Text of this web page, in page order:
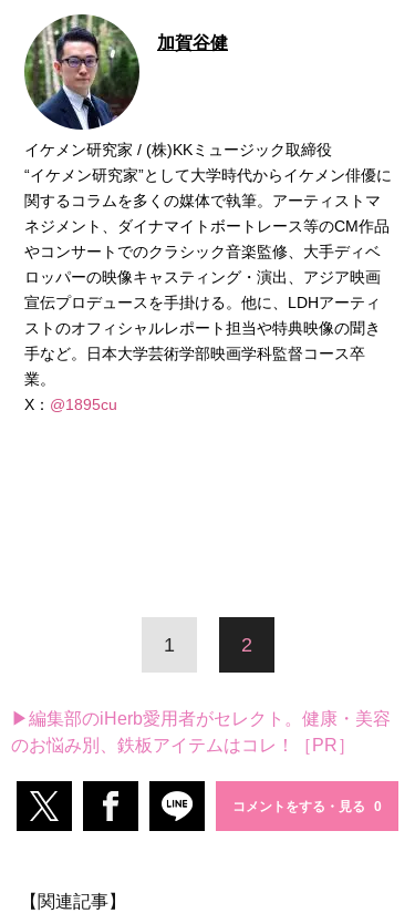
加賀谷健
イケメン研究家 / (株)KKミュージック取締役
“イケメン研究家”として大学時代からイケメン俳優に
関するコラムを多くの媒体で執筆。アーティストマ
ネジメント、ダイナマイトボートレース等のCM作品
やコンサートでのクラシック音楽監修、大手ディベ
ロッパーの映像キャスティング・演出、アジア映画
宣伝プロデュースを手掛ける。他に、LDHアーティ
ストのオフィシャルレポート担当や特典映像の聞き
手など。日本大学芸術学部映画学科監督コース卒
業。
X： @1895cu
1 2
▶編集部のiHerb愛用者がセレクト。健康・美容
のお悩み別、鉄板アイテムはコレ！［PR］
コメントをする・見る
【関連記事】